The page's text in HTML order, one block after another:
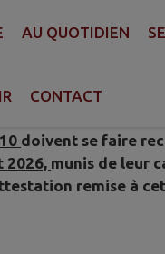
AU QUOTIDIEN
CONTACT
- Saint-Léger-sous-
doivent se faire
2026, munis de leur
remise à